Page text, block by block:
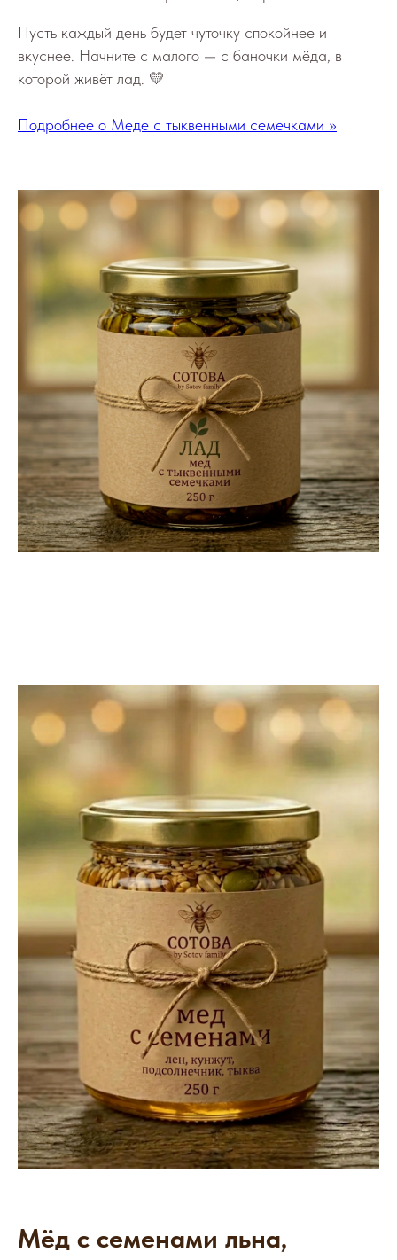
Пусть каждый день будет чуточку спокойнее и
вкуснее. Начните с малого — с баночки мёда, в
которой живёт лад. 💛
Подробнее о Меде с тыквенными семечками >>
Мёд с семенами льна,